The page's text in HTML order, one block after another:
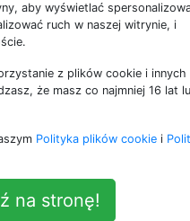
Nie
Watch
moją aplikację zegarka
Watch Series 2 do
IPhone wyświetlił okno
aby wyświetlać
ruch w naszej witrynie, i
z plików cookie i innych
że masz co najmniej 16 lat
Polityka plików cookie i
na stronę!